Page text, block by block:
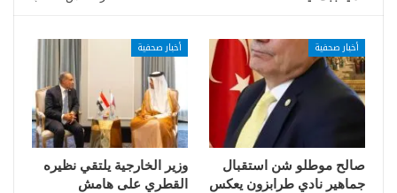
أخبار صحفية
صالح موطلو شن استقبال
جماهير نادي طرابزون يعكس
أخبار صحفية
وزير الخارجية يلتقي نظيره
القطري على هامش